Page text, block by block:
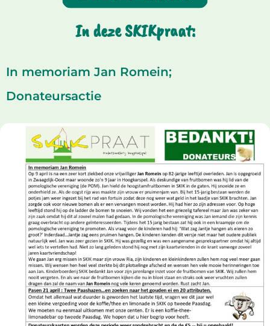
In deze SKIKpraat:
In memoriam Jan Romein;
Donateursactie